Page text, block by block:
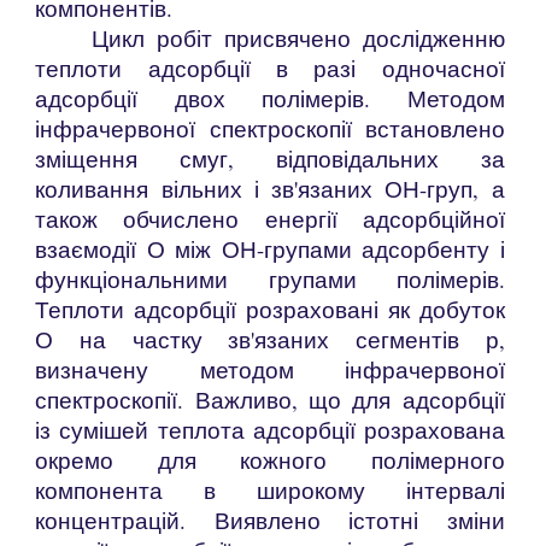
компонентів.
Цикл робіт присвячено дослідженню
теплоти адсорбції в разі одночасної
адсорбції двох полімерів. Методом
інфрачервоної спектроскопії встановлено
зміщення смуг, відповідальних за
коливання вільних і зв'язаних ОН-груп, а
також обчислено енергії адсорбційної
взаємодії О між ОН-групами адсорбенту і
функціональними групами полімерів.
Теплоти адсорбції розраховані як добуток
О на частку зв'язаних сегментів р,
визначену методом інфрачервоної
спектроскопії. Важливо, що для адсорбції
із сумішей теплота адсорбції розрахована
окремо для кожного полімерного
компонента в широкому інтервалі
концентрацій. Виявлено істотні зміни